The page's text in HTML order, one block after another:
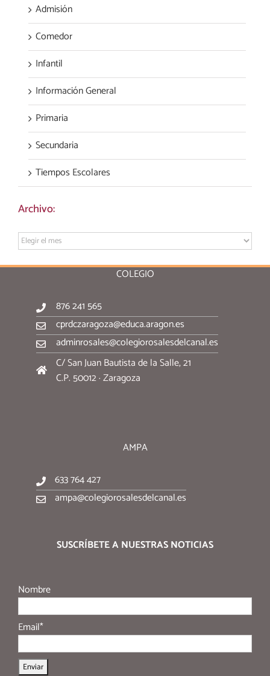
Admisión
Comedor
Infantil
Información General
Primaria
Secundaria
Tiempos Escolares
Archivo:
Archivo:
COLEGIO
876 241 565
cprdczaragoza@educa.aragon.es
adminrosales@colegiorosalesdelcanal.es
C/ San Juan Bautista de la Salle, 21
C.P. 50012 · Zaragoza
AMPA
633 764 427
ampa@colegiorosalesdelcanal.es
SUSCRÍBETE A NUESTRAS NOTICIAS
Nombre
Email*